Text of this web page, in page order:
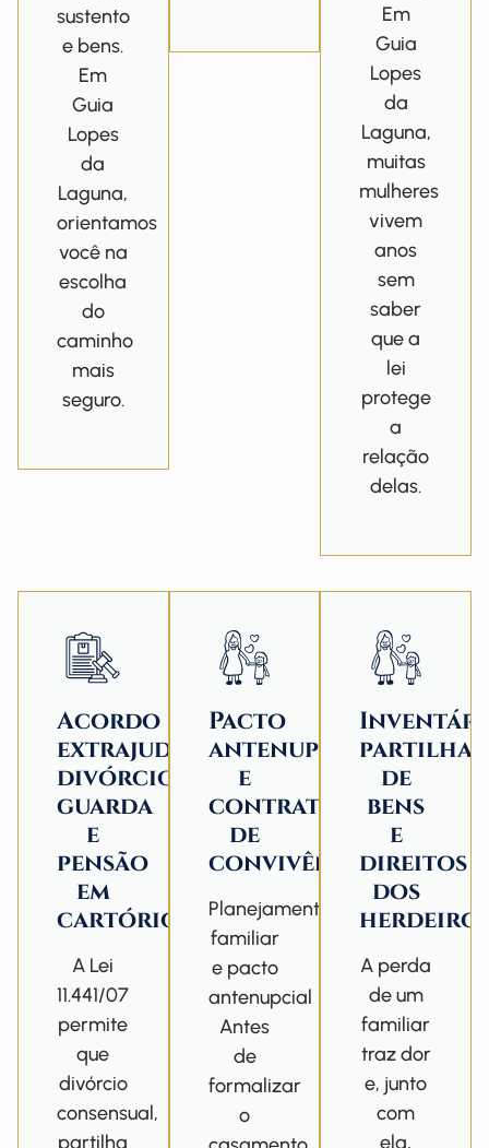
sustento
e bens.
Em
Guia
Lopes
da
Laguna,
orientamos
você na
escolha
do
caminho
mais
seguro.
Em
Guia
Lopes
da
Laguna,
muitas
mulheres
vivem
anos
sem
saber
que a
lei
protege
a
relação
delas.
Acordo
extrajudicial:
divórcio,
guarda
e
pensão
em
cartório
A Lei
11.441/07
permite
que
divórcio
consensual,
partilha
Pacto
antenupcial
e
contrato
de
convivência
Planejamento
familiar
e pacto
antenupcial
Antes
de
formalizar
o
partilha
de
bens
e
direitos
dos
A perda
de um
familiar
traz dor
e, junto
com
ela,